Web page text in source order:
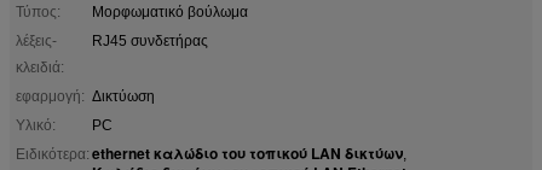
Τύπος:
Μορφωματικό βούλωμα
λέξεις-
κλειδιά:
RJ45 συνδετήρας
εφαρμογή: Δικτύωση
Υλικό:
PC
Ειδικότερα: ethernet καλώδιο του τοπικού LAN δικτύων,